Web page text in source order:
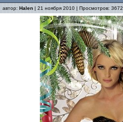
автор: Halen | 21 ноября 2010 | Просмотров: 3672